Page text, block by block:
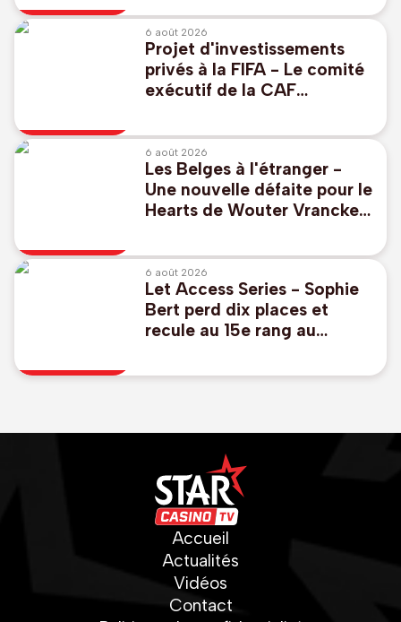
Scottish Challenge
6 août 2026
Projet d'investissements
privés à la FIFA - Le comité
exécutif de la CAF
soutien" à Infantino
6 août 2026
Les Belges à l'étranger -
Une nouvelle défaite pour le
Hearts de Wouter Vrancken
6 août 2026
Let Access Series - Sophie
Bert perd dix places et
recule au 15e rang au
tour
Accueil
Actualités
Vidéos
Contact